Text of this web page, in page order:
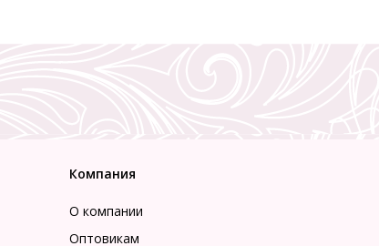
Компания
О компании
Оптовикам